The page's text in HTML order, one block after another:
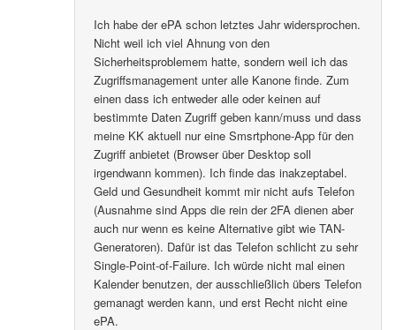
Ich habe der ePA schon letztes Jahr widersprochen.
Nicht weil ich viel Ahnung von den
Sicherheitsproblemem hatte, sondern weil ich das
Zugriffsmanagement unter alle Kanone finde. Zum
einen dass ich entweder alle oder keinen auf
bestimmte Daten Zugriff geben kann/muss und dass
meine KK aktuell nur eine Smsrtphone-App für den
Zugriff anbietet (Browser über Desktop soll
irgendwann kommen). Ich finde das inakzeptabel.
Geld und Gesundheit kommt mir nicht aufs Telefon
(Ausnahme sind Apps die rein der 2FA dienen aber
auch nur wenn es keine Alternative gibt wie TAN-
Generatoren). Dafür ist das Telefon schlicht zu sehr
Single-Point-of-Failure. Ich würde nicht mal einen
Kalender benutzen, der ausschließlich übers Telefon
gemanagt werden kann, und erst Recht nicht eine
ePA.